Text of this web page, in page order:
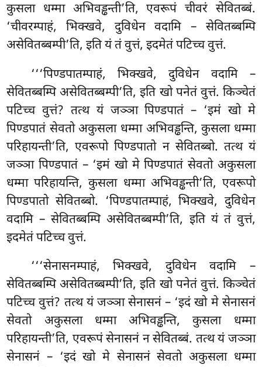
कुसला धम्मा अभिवड्ढन्ती’ति, एवरूपं चीवरं सेवितब्बं.
‘चीवरम्पाहं, भिक्खवे, दुविधेन वदामि – सेवितब्बम्पि
असेवितब्बम्पी’ति, इति यंतं वुत्तं, इदमेतं पटिच्च वुत्तं.
‘‘‘पिण्डपातम्पाहं, भिक्खवे, दुविधेन वदामि –
सेवितब्बम्पि असेवितब्बम्पी’ति, इति खो पनेतं वुत्तं. किञ्चेतं
पटिच्च वुत्तं? तत्थ यं जञ्ञा पिण्डपातं – ‘इमं खो मे
पिण्डपातं सेवतो अकुसला धम्मा अभिवड्ढन्ति, कुसला धम्मा
परिहायन्ती’ति, एवरूपो पिण्डपातो न सेवितब्बो. तत्थ यं
जञ्ञा पिण्डपातं – ‘इमं खो मे पिण्डपातं सेवतो अकुसला
धम्मा परिहायन्ति, कुसला धम्मा अभिवड्ढन्ती’ति, एवरूपो
पिण्डपातो सेवितब्बो. ‘पिण्डपातम्पाहं, भिक्खवे, दुविधेन
वदामि – सेवितब्बम्पि असेवितब्बम्पी’ति, इति यं तं वुत्तं,
इदमेतं पटिच्च वुत्तं.
‘‘‘सेनासनम्पाहं, भिक्खवे, दुविधेन वदामि –
सेवितब्बम्पि असेवितब्बम्पी’ति, इति खो पनेतं वुत्तं. किञ्चेतं
पटिच्च वुत्तं? तत्थ यं जञ्ञा सेनासनं – ‘इदं खो मे सेनासनं
सेवतो अकुसला धम्मा अभिवड्ढन्ति, कुसला धम्मा
परिहायन्ती’ति, एवरूपं सेनासनं न सेवितब्बं. तत्थ यं जञ्ञा
सेनासनं – ‘इदं खो मे सेनासनं सेवतो अकुसला धम्मा